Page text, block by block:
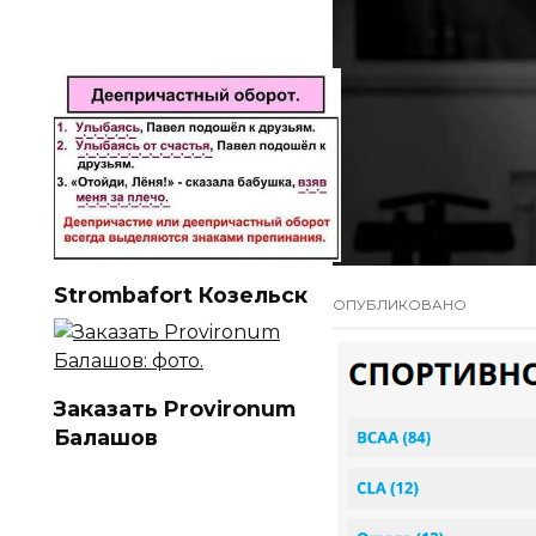
ОПУБЛИКОВАНО
Strombafort Козельск
Заказать Provironum
Балашов